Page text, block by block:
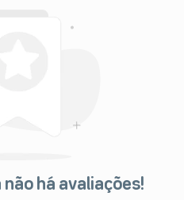
Perda de cabelo.
por causar distúrbios
atípica e femorais
classe do bisfosfonato).
há avaliações!